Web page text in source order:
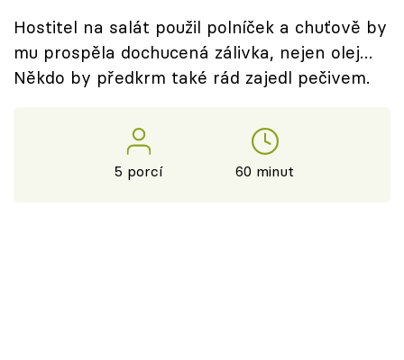
Těhotnej kuchař
Sledujte prima+
Hostitel na salát použil polníček a chuťově by
mu prospěla dochucená zálivka, nejen olej…
Někdo by předkrm také rád zajedl pečivem.
5 porcí 60 minut